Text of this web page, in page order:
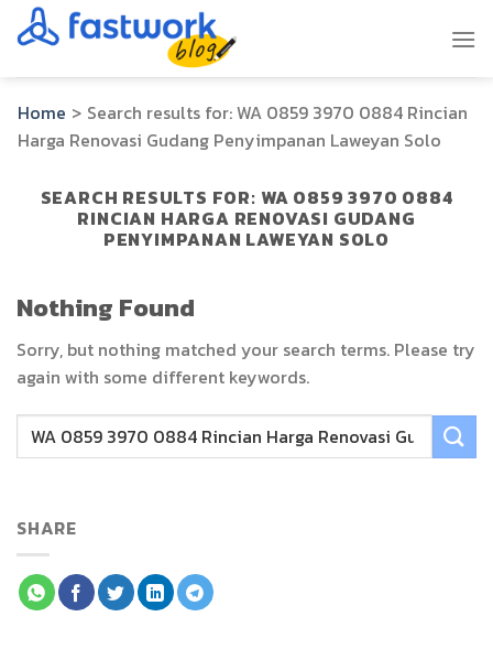
Skip
to
Home > Search results for:WA 0859 3970 0884 Rincian
Harga Renovasi Gudang Penyimpanan Laweyan Solo
SEARCH RESULTS FOR: WA 0859 3970 0884
RINCIAN HARGA RENOVASI GUDANG
PENYIMPANAN LAWEYAN SOLO
Nothing Found
Sorry, but nothing matched your search terms. Please try
again with some different keywords.
SHARE